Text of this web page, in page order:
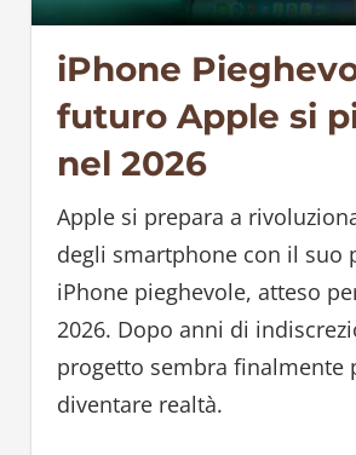
iPhone
futuro Apple si
nel 2026
Apple si prepara a
degli smartphone con il suo
iPhone pieghevole, atteso
2026. Dopo anni di
progetto sembra finalmente
diventare realtà.